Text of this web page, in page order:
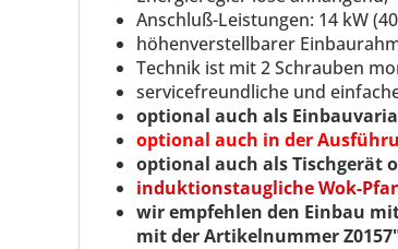
Anschluß-Leistungen: 14 kW
höhenverstellbarer
Technik ist mit 2 Schrauben
servicefreundliche und
optional auch als
optional auch in der
optional auch als Tischgerät
induktionstaugliche Wok-
wir empfehlen den Einbau
mit der Artikelnummer